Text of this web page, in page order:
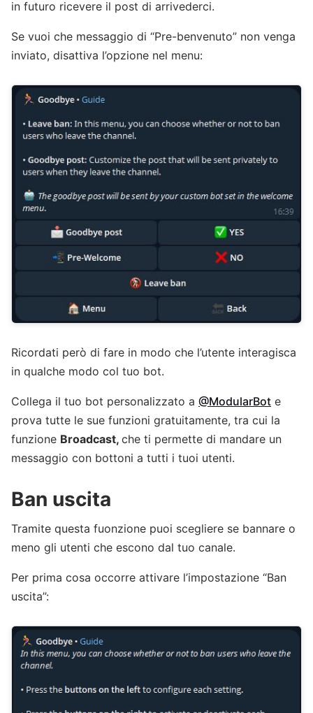
in futuro ricevere il post di arrivederci.
Se vuoi che messaggio di “Pre-benvenuto” non venga
inviato, disattiva l’opzione nel menu:
Ricordati però di fare in modo che l’utente interagisca
in qualche modo col tuo bot.
Collega il tuo bot personalizzato a @ModularBot e
prova tutte le sue funzioni gratuitamente, tra cui la
funzione Broadcast, che ti permette di mandare un
messaggio con bottoni a tutti i tuoi utenti.
Ban uscita
Tramite questa fuonzione puoi scegliere se bannare o
meno gli utenti che escono dal tuo canale.
Per prima cosa occorre attivare l’impostazione “Ban
uscita”: